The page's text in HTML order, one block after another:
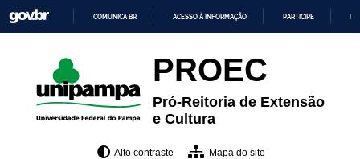
para
o
CONTEÚDO
COMUNICA BR ACESSO À INFORMAÇÃO PARTICIPE
PROEC
Pró-Reitoria de Extensão
e Cultura
Alto contraste Mapa do site